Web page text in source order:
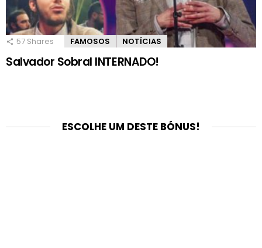
57 Shares FAMOSOS NOTÍCIAS
Salvador Sobral INTERNADO!
ESCOLHE UM DESTE BÓNUS!